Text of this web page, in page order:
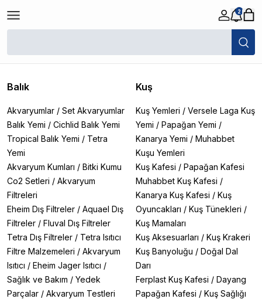
2
/
Balık
Akvaryumlar / Set Akvaryumlar
Balık Yemi / Cichlid Balık Yemi
Tropical Balık Yemi / Tetra
Yemi
Akvaryum Kumları / Bitki Kumu
Co2 Setleri / Akvaryum
Filtreleri
Eheim Dış Filtreler / Aquael Dış
Filtreler / Fluval Dış Filtreler
Tetra Dış Filtreler / Tetra Isıtıcı
Filtre Malzemeleri / Akvaryum
Isıtıcı / Eheim Jager Isıtıcı /
Sağlık ve Bakım / Yedek
Parçalar / Akvaryum Testleri
Kuş
Kuş Yemleri / Versele Laga Kuş
Yemi / Papağan Yemi /
Kanarya Yemi / Muhabbet
Kuşu Yemleri
Kuş Kafesi / Papağan Kafesi
Muhabbet Kuş Kafesi /
Kanarya Kuş Kafesi / Kuş
Oyuncakları / Kuş Tünekleri /
Kuş Mamaları
Kuş Aksesuarları / Kuş Krakeri
Kuş Banyoluğu / Doğal Dal
Darı
Ferplast Kuş Kafesi / Dayang
Papağan Kafesi / Kuş Sağlığı